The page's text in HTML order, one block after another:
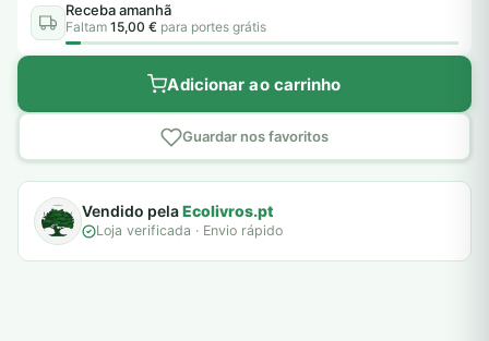
Receba amanhã
Faltam 15,00 € para portes grátis
Adicionar ao carrinho
Guardar nos favoritos
Vendido pelaEcolivros.pt
Loja verificada · Envio rápido